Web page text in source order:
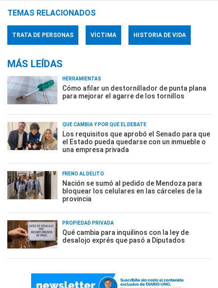
TEMAS RELACIONADOS
TRATA DE PERSONAS VÍCTIMA HISTORIA DE VIDA
MÁS LEÍDAS
HERRAMIENTAS
Cómo afilar un destornillador de punta plana
para mejorar el agarre de los tornillos
QUÉ CAMBIA Y POR QUÉ EL DEBATE
Los requisitos que aprobó el Senado para que
el Estado pueda quedarse con un inmueble o
una empresa privada
FRENO AL DELITO
Nación se sumó al pedido de Mendoza para
bloquear los celulares en las cárceles de la
provincia
PROPIEDAD PRIVADA
Qué cambia para inquilinos con la ley de
desalojo exprés que pasó a Diputados